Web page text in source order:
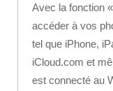
Avec la fonction
accéder à vos
tel que iPhone,
iCloud.com et
est connecté au